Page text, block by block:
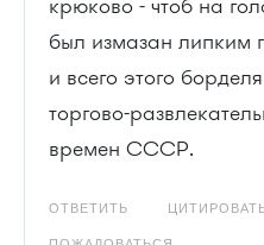
был измазан липким
и всего этого
торгово-
времен СССР.
ОТВЕТИТЬ